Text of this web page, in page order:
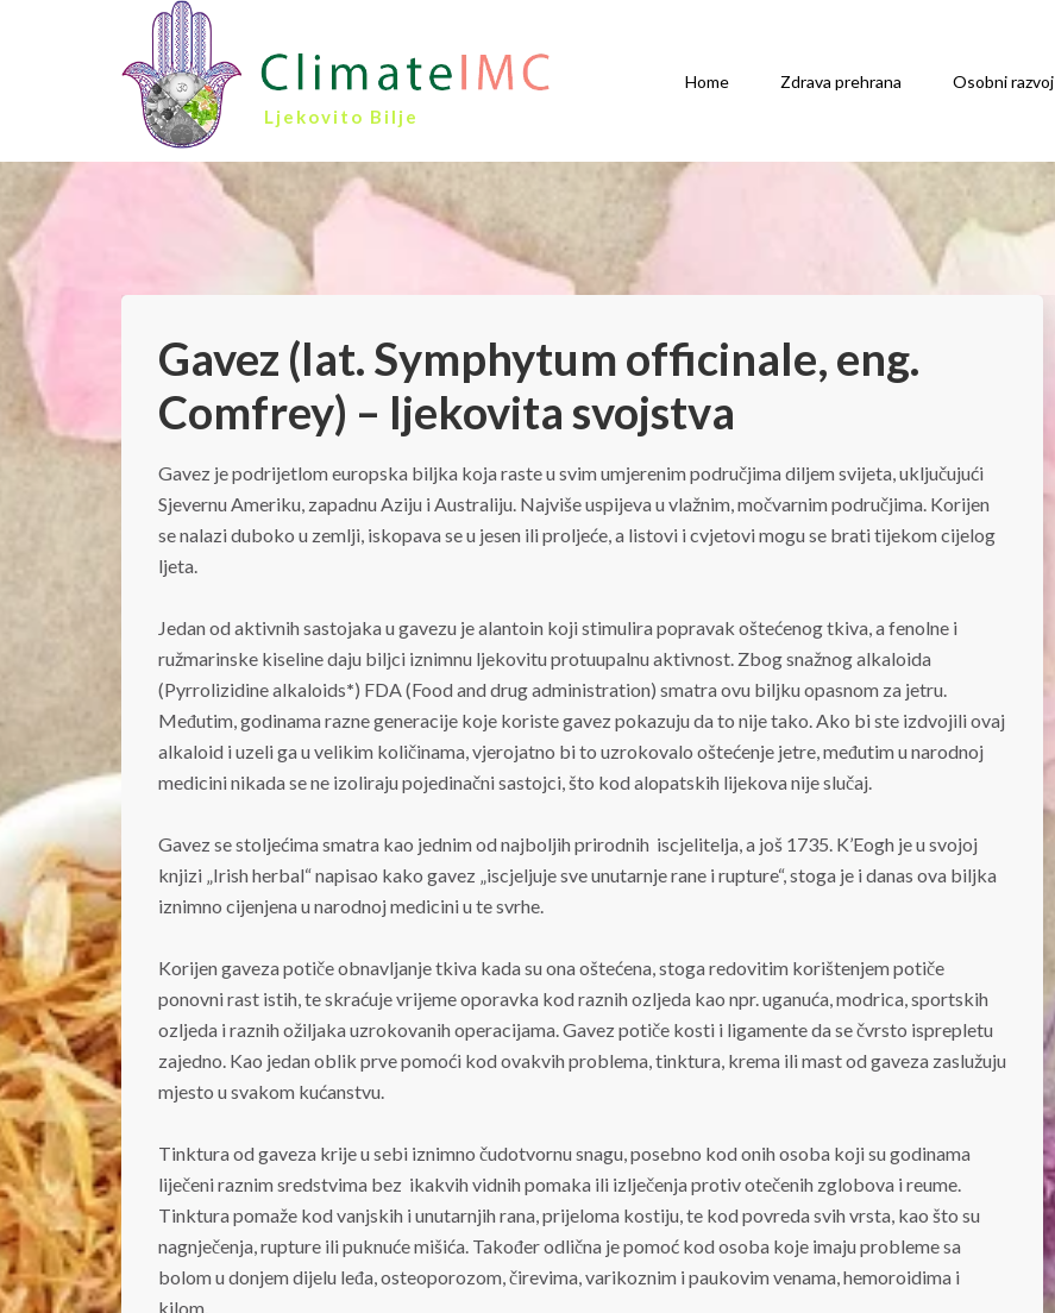
Ljekovito Bilje
Home Zdrava prehrana Osobni razvoj
Gavez (lat. Symphytum officinale, eng.
Comfrey) – ljekovita svojstva
Gavez je podrijetlom europska biljka koja raste u svim umjerenim područjima diljem svijeta, uključujući
Sjevernu Ameriku, zapadnu Aziju i Australiju. Najviše uspijeva u vlažnim, močvarnim područjima. Korijen
se nalazi duboko u zemlji, iskopava se u jesen ili proljeće, a listovi i cvjetovi mogu se brati tijekom cijelog
ljeta.
Jedan od aktivnih sastojaka u gavezu je alantoin koji stimulira popravak oštećenog tkiva, a fenolne i
ružmarinske kiseline daju biljci iznimnu ljekovitu protuupalnu aktivnost. Zbog snažnog alkaloida
(Pyrrolizidine alkaloids*) FDA (Food and drug administration) smatra ovu biljku opasnom za jetru.
Međutim, godinama razne generacije koje koriste gavez pokazuju da to nije tako. Ako bi ste izdvojili ovaj
alkaloid i uzeli ga u velikim količinama, vjerojatno bi to uzrokovalo oštećenje jetre, međutim u narodnoj
medicini nikada se ne izoliraju pojedinačni sastojci, što kod alopatskih lijekova nije slučaj.
Gavez se stoljećima smatra kao jednim od najboljih prirodnih iscjelitelja, a još 1735. K’Eogh je u svojoj
knjizi „Irish herbal“ napisao kako gavez „iscjeljuje sve unutarnje rane i rupture“, stoga je i danas ova biljka
iznimno cijenjena u narodnoj medicini u te svrhe.
Korijen gaveza potiče obnavljanje tkiva kada su ona oštećena, stoga redovitim korištenjem potiče
ponovni rast istih, te skraćuje vrijeme oporavka kod raznih ozljeda kao npr. uganuća, modrica, sportskih
ozljeda i raznih ožiljaka uzrokovanih operacijama. Gavez potiče kosti i ligamente da se čvrsto isprepletu
zajedno. Kao jedan oblik prve pomoći kod ovakvih problema, tinktura, krema ili mast od gaveza zaslužuju
mjesto u svakom kućanstvu.
Tinktura od gaveza krije u sebi iznimno čudotvornu snagu, posebno kod onih osoba koji su godinama
liječeni raznim sredstvima bez ikakvih vidnih pomaka ili izlječenja protiv otečenih zglobova i reume.
Tinktura pomaže kod vanjskih i unutarnjih rana, prijeloma kostiju, te kod povreda svih vrsta, kao što su
nagnječenja, rupture ili puknuće mišića. Također odlična je pomoć kod osoba koje imaju probleme sa
bolom u donjem dijelu leđa, osteoporozom, čirevima, varikoznim i paukovim venama, hemoroidima i
kilom.